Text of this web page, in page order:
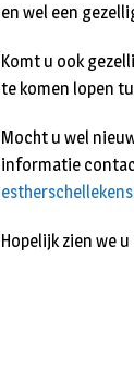
en wel een
Komt u ook
te komen lopen
Mocht u wel
informatie
Hopelijk zien we u